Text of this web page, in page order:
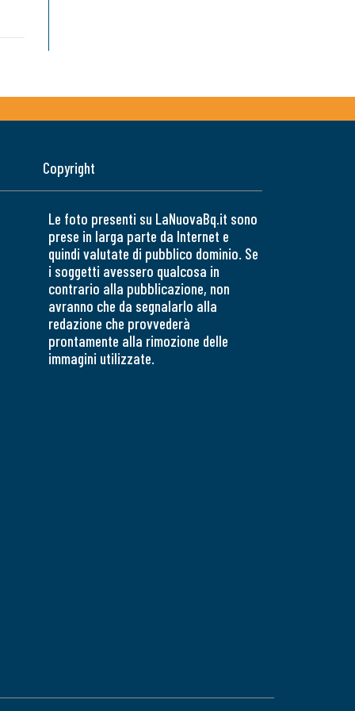
Copyright
Le foto presenti su LaNuovaBq.it sono
prese in larga parte da Internet e
quindi valutate di pubblico dominio. Se
i soggetti avessero qualcosa in
contrario alla pubblicazione, non
avranno che da segnalarlo alla
redazione che provvederà
prontamente alla rimozione delle
immagini utilizzate.